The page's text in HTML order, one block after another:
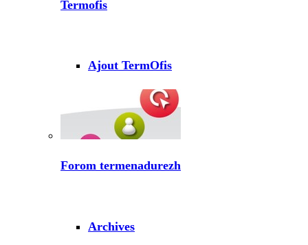
Termofis
Ajout TermOfis
Forom termenadurezh
Archives